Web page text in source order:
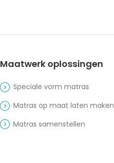
Maatwerk oplossingen
Speciale vorm matras
Matras op maat laten maken
Matras samenstellen